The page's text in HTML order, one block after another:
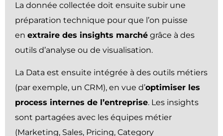
La donnée collectée doit ensuite subir une
préparation technique pour que l’on puisse
en extraire des insights marché grâce à des
outils d’analyse ou de visualisation.
La Data est ensuite intégrée à des outils métiers
(par exemple, un CRM), en vue d’optimiser les
process internes de l’entreprise. Les insights
sont partagées avec les équipes métier
(Marketing, Sales, Pricing, Category